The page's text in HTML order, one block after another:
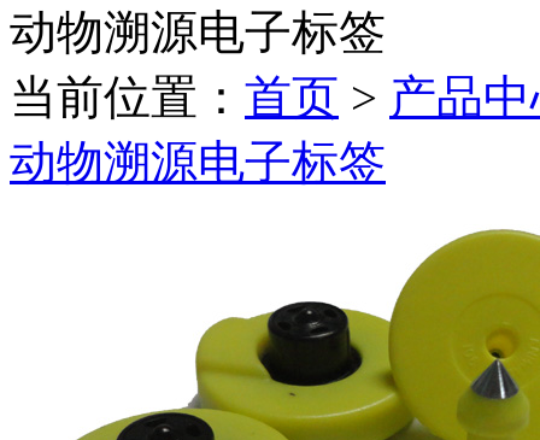
动物溯源电子标签
当前位置： 首页 > 产品
动物溯源电子标签